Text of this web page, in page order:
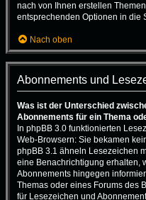
nach von Ihnen erstellen
entsprechenden Optionen in die
Nach oben
Abonnements und
Was ist der Unterschied
Abonnements für ein Thema
In phpBB 3.0 funktionierten
Web-Browsern: Sie bekamen
phpBB 3.1 ähneln Lesezeichen
eine Benachrichtigung erhalten,
Abonnements hingegen
Themas oder eines Forums des
für Lesezeichen und